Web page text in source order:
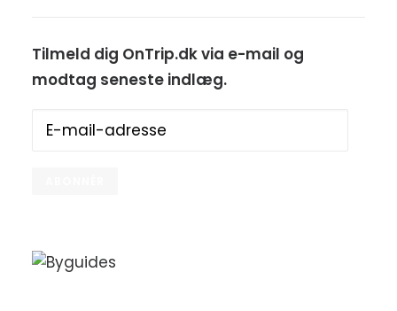
Tilmeld dig OnTrip.dk via e-mail og
modtag seneste indlæg.